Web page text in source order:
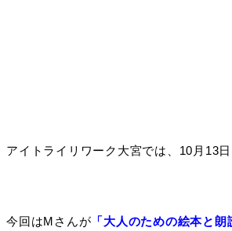
アイトライリワーク大宮では、10月13日
今回はMさんが 「大人のための絵本と朗